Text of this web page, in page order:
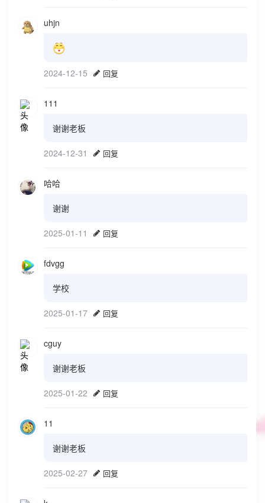
uhjn
2024-12-15 回复
111
谢谢老板
2024-12-31 回复
哈哈
谢谢
2025-01-11 回复
fdvgg
学校
2025-01-17 回复
cguy
谢谢老板
2025-01-22 回复
11
谢谢老板
2025-02-27 回复